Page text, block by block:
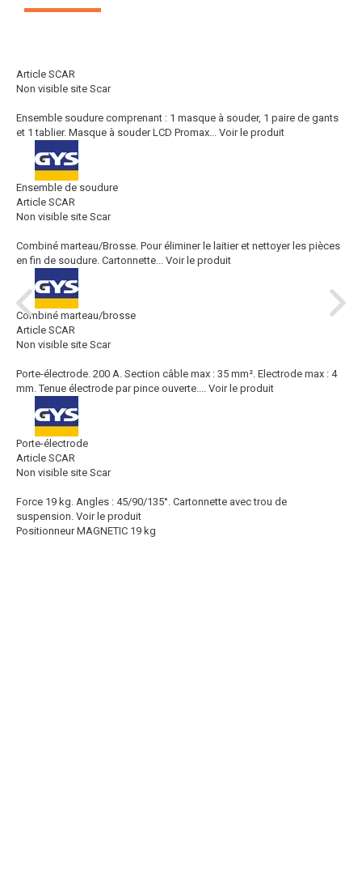
Article SCAR
Non visible site Scar
Ensemble soudure comprenant : 1 masque à souder, 1 paire de gants
et 1 tablier. Masque à souder LCD Promax...
Voir le produit
Ensemble de soudure
Article SCAR
Non visible site Scar
Combiné marteau/Brosse. Pour éliminer le laitier et nettoyer les pièces
en fin de soudure. Cartonnette...
Voir le produit
Combiné marteau/brosse
Article SCAR
Non visible site Scar
Porte-électrode. 200 A. Section câble max : 35 mm². Electrode max : 4
mm. Tenue électrode par pince ouverte....
Voir le produit
Porte-électrode
Article SCAR
Non visible site Scar
Force 19 kg. Angles : 45/90/135°. Cartonnette avec trou de
suspension. Voir le produit
Positionneur MAGNETIC 19 kg